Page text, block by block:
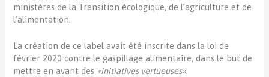
ministères de la Transition écologique, de l’agriculture et de
l’alimentation.
La création de ce label avait été inscrite dans la loi de
février 2020 contre le gaspillage alimentaire, dans le but de
mettre en avant des «initiatives vertueuses»